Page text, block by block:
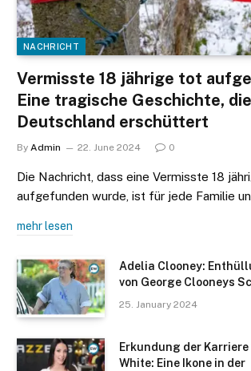
NACHRICHT
Vermisste 18 jährige tot
Eine tragische Geschichte, die
Deutschland erschüttert
By Admin 22. June 2024 0
Die Nachricht, dass eine Vermisste 18
aufgefunden wurde, ist für jede Familie
mehr lesen
Adelia Clooney:
von George Clooneys
25. January 2024
Erkundung der
White: Eine Ikone in der